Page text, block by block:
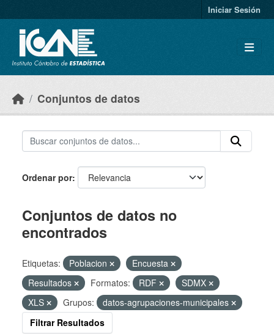
Iniciar Sesión
Conjuntos de datos
Ordenar por
Conjuntos de datos no
encontrados
Etiquetas: Poblacion
Encuesta
Resultados
Formatos: RDF
SDMX
XLS
Grupos:
datos-agrupaciones-municipales
Filtrar Resultados